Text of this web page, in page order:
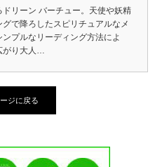
リーン バーチュー。天使や妖精
で降ろしたスピリチュアルなメ
プルなリーディング方法によ
がり大人…
ジに戻る